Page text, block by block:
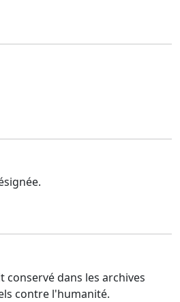
conservé dans les archives
contre l'humanité.